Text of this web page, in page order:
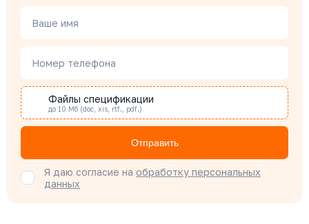
Наталья Гомонова
Бондарюк Евгения
Специалист отдела продаж
Ваше имя
Номер телефона
Файлы спецификации
до 10 Мб (doc, xis, rtf., pdf.)
Отправить
Я даю согласие на обработку персональных
данных